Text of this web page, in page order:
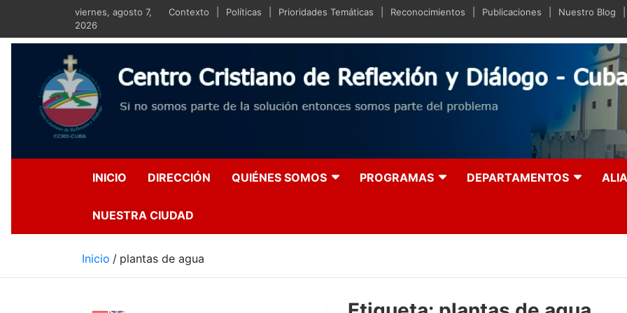
contenido
viernes, agosto 7,
2026
Contexto Políticas Prioridades Temáticas Reconocimientos Publicaciones Nuestro Blog
Centro Cristiano de Reflexión y
Si no somos parte de la solución entonces somos parte del problema
INICIO DIRECCIÓN QUIÉNES SOMOS PROGRAMAS DEPARTAMENTOS
NUESTRA CIUDAD
Inicio plantas de agua